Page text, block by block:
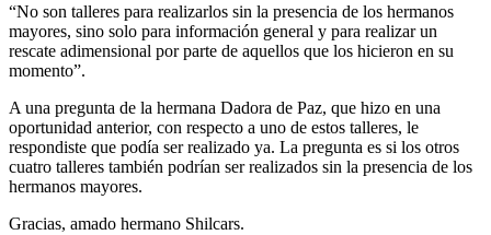
“No son talleres para realizarlos sin la presencia de los hermanos
mayores, sino solo para información general y para realizar un
rescate adimensional por parte de aquellos que los hicieron en su
momento”.
A una pregunta de la hermana Dadora de Paz, que hizo en una
oportunidad anterior, con respecto a uno de estos talleres, le
respondiste que podía ser realizado ya. La pregunta es si los otros
cuatro talleres también podrían ser realizados sin la presencia de los
hermanos mayores.
Gracias, amado hermano Shilcars.